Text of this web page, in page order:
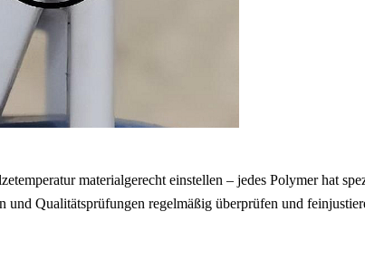
materialgerecht einstellen – jedes Polymer hat
und Qualitätsprüfungen regelmäßig überprüfen und